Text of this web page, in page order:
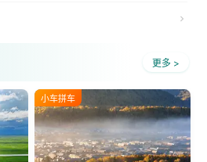
更多 >
小车拼车